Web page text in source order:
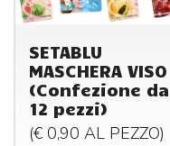
SETABLU
MASCHERA VISO
(Confezione da
12 pezzi)
(€ 0,90 AL PEZZO)